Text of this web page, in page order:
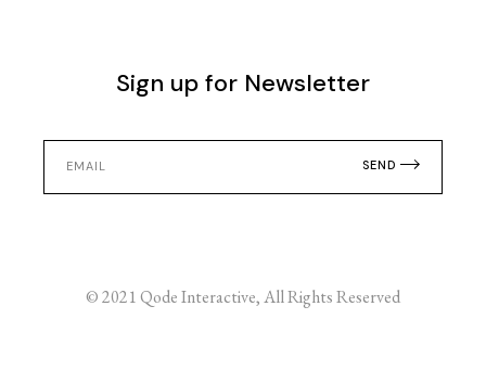
Sign up for Newsletter
SEND
© 2021Qode Interactive, All Rights Reserved